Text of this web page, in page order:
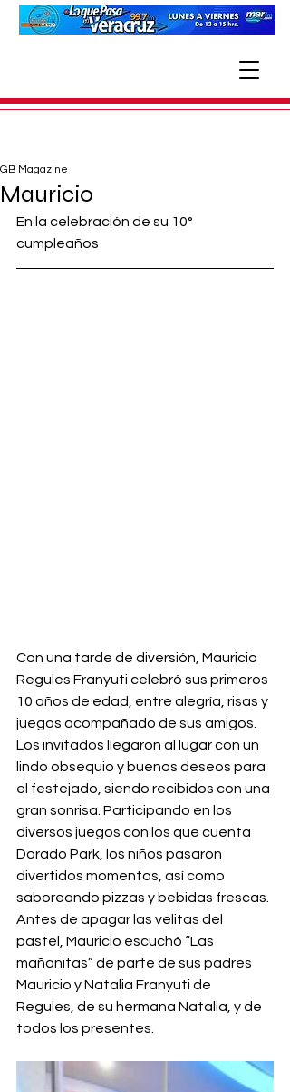
Mauricio
GB Magazine
En la celebración de su 10°
cumpleaños
Con una tarde de diversión, Mauricio
Regules Franyuti celebró sus primeros
10 años de edad, entre alegría, risas y
juegos acompañado de sus amigos.
Los invitados llegaron al lugar con un
lindo obsequio y buenos deseos para
el festejado, siendo recibidos con una
gran sonrisa. Participando en los
diversos juegos con los que cuenta
Dorado Park, los niños pasaron
divertidos momentos, así como
saboreando pizzas y bebidas frescas.
Antes de apagar las velitas del
pastel, Mauricio escuchó “Las
mañanitas” de parte de sus padres
Mauricio y Natalia Franyuti de
Regules, de su hermana Natalia, y de
todos los presentes.